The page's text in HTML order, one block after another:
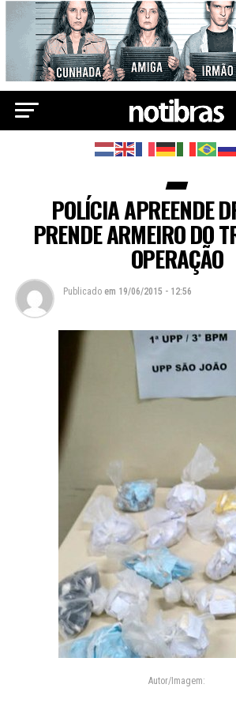
POLÍCIA APREENDE
PRENDE ARMEIRO DO
OPERAÇÃO
Publicado em 19/06/2015 - 12:56
Autor/Imagem: